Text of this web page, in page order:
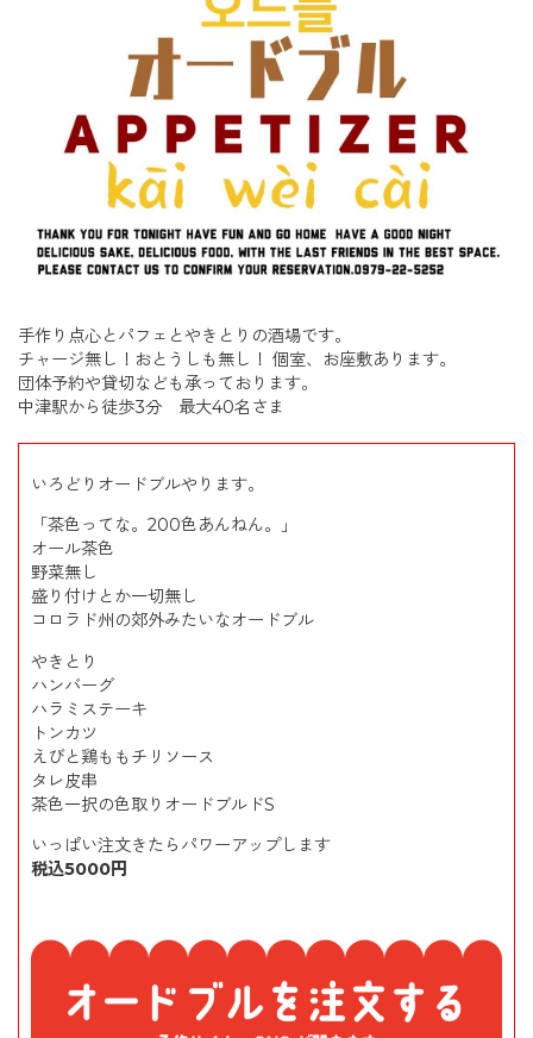
手作り点心とパフェとやきとりの酒場です。
チャージ無し！おとうしも無し！ 個室、お座敷あります。
団体予約や貸切なども承っております。
中津駅から徒歩3分 最大40名さま
いろどりオードブルやります。
「茶色ってな。200色あんねん。」
オール茶色
野菜無し
盛り付けとか一切無し
コロラド州の郊外みたいなオードブル
やきとり
ハンバーグ
ハラミステーキ
トンカツ
えびと鶏ももチリソース
タレ皮串
茶色一択の色取りオードブルドS
いっぱい注文きたらパワーアップします
税込5000円